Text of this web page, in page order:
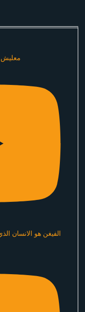
معليش
الفيغن هو الانسان